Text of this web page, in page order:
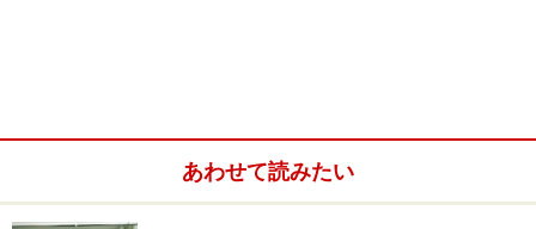
あわせて読みたい